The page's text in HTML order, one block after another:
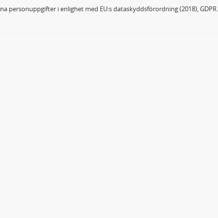
personuppgifter i enlighet med EU:s dataskyddsförordning (2018), GDPR.